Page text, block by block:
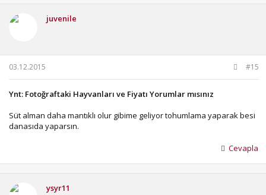
juvenile
03.12.2015 #15
Ynt: Fotoğraftaki Hayvanları ve Fiyatı Yorumlar mısınız
Süt alman daha mantıklı olur gibime geliyor tohumlama yaparak besi
danasıda yaparsın.
Cevapla
ysyr11